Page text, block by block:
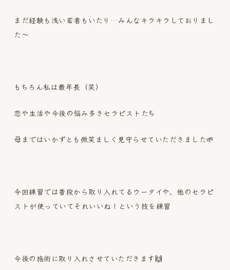
まだ経験も浅い若者もいたり…みんなキラキラしておりまし
た～
もちろん私は最年長（笑）
恋や生活や今後の悩み多きセラピストたち
母まではいかずとも微笑ましく見守らせていただきました🌱
今回練習では普段から取り入れてるウータイや、他のセラピ
ストが使っていてそれいいね！という技を練習
今後の施術に取り入れさせていただきます🙌